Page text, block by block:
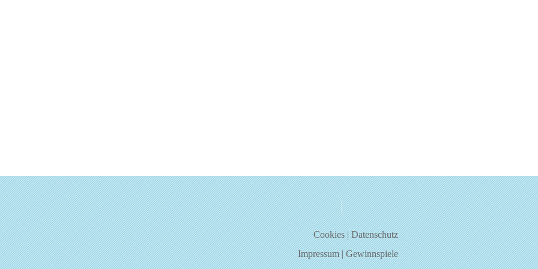
über uns kontakt
Cookies|Datenschutz
Impressum|Gewinnspiele